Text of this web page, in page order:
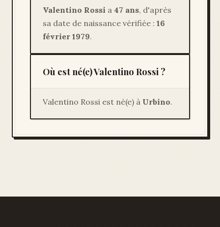
Valentino Rossi a 47 ans, d'après
sa date de naissance vérifiée : 16
février 1979.
Où est né(e) Valentino Rossi ?
Valentino Rossi est né(e) à Urbino.